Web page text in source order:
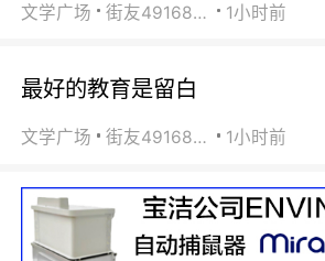
文学广场 街友49168527 1小时前
最好的教育是留白
文学广场 街友49168527 1小时前